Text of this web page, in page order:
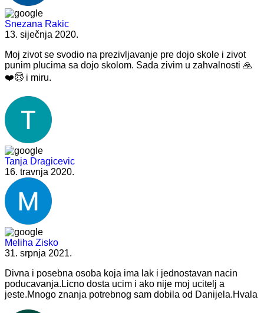
Snezana Rakic
13. siječnja 2020.
Moj zivot se svodio na prezivljavanje pre dojo skole i zivot
punim plucima sa dojo skolom. Sada zivim u zahvalnosti 🙏
❤️😇 i miru.
Tanja Dragicevic
16. travnja 2020.
Meliha Zisko
31. srpnja 2021.
Divna i posebna osoba koja ima lak i jednostavan nacin
poducavanja.Licno dosta ucim i ako nije moj ucitelj a
jeste.Mnogo znanja potrebnog sam dobila od Danijela.Hvala